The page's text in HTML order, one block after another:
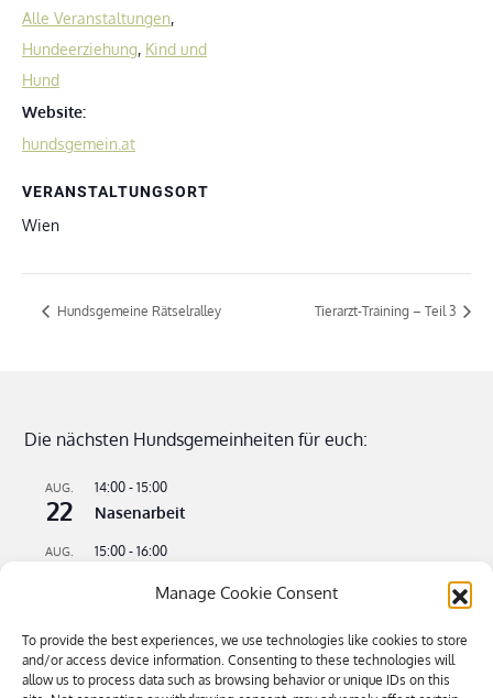
Manage Cookie Consent
To provide the best experiences, we use technologies like cookies to store
and/or access device information. Consenting to these technologies will
allow us to process data such as browsing behavior or unique IDs on this
Alle Veranstaltungen,
Hundeerziehung, Kind und
Hund
Website:
hundsgemein.at
VERANSTALTUNGSORT
Wien
Hundsgemeine Rätselralley Tierarzt-Training – Teil 3
Die nächsten Hundsgemeinheiten für euch:
AUG.
22
14:00 -15:00
Nasenarbeit
AUG. 15:00 -16:00
23 Flusswandern – kühle Pfoten an heißen Tagen
SEP. 16:00- 18:30